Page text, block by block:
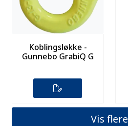
Koblingsløkke -
Gunnebo GrabiQ G
Vis flere